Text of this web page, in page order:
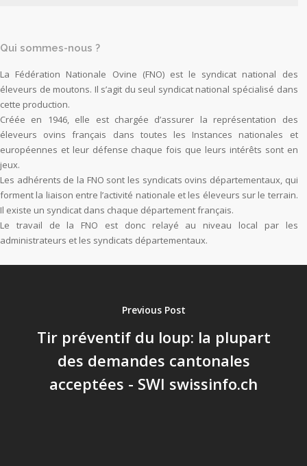
Qui sommes-nous ?
La Fédération Nationale Ovine (FNO) est le syndicat national des
éleveurs de moutons. Il s’agit du seul syndicat national spécialisé dans
cette production.
Créée en 1946, elle est chargée d’assurer la représentation des
éleveurs ovins français dans toutes les Instances nationales et
européennes et leur défense chaque fois que leurs intérêts sont en
jeux.
Les adhérents de la FNO sont les syndicats ovins départementaux, qui
forment la liaison entre l’activité nationale et les éleveurs sur le terrain.
Il existe un syndicat dans chaque département français.
Le travail de la FNO est donc relayé au niveau local par les
administrateurs et les syndicats départementaux.
Previous Post
Tir préventif du loup: la plupart
des demandes cantonales
acceptées - SWI swissinfo.ch